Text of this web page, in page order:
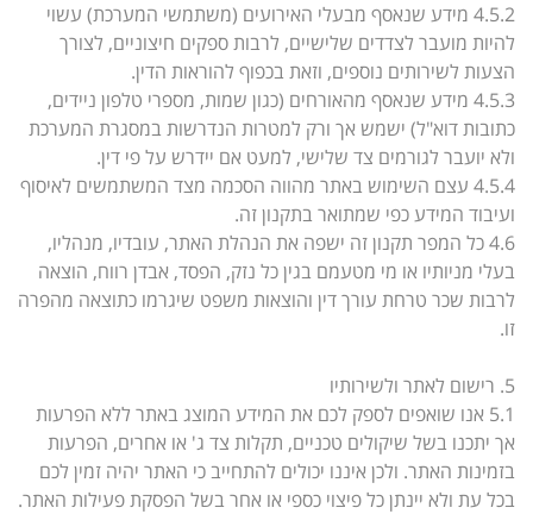
4.5.2 מידע שנאסף מבעלי האירועים (משתמשי המערכת) עשוי
להיות מועבר לצדדים שלישיים, לרבות ספקים חיצוניים, לצורך
הצעות לשירותים נוספים, וזאת בכפוף להוראות הדין.
4.5.3 מידע שנאסף מהאורחים (כגון שמות, מספרי טלפון ניידים,
כתובות דוא"ל) ישמש אך ורק למטרות הנדרשות במסגרת המערכת
ולא יועבר לגורמים צד שלישי, למעט אם יידרש על פי דין.
4.5.4 עצם השימוש באתר מהווה הסכמה מצד המשתמשים לאיסוף
ועיבוד המידע כפי שמתואר בתקנון זה.
4.6 כל המפר תקנון זה ישפה את הנהלת האתר, עובדיו, מנהליו,
בעלי מניותיו או מי מטעמם בגין כל נזק, הפסד, אבדן רווח, הוצאה
לרבות שכר טרחת עורך דין והוצאות משפט שיגרמו כתוצאה מהפרה
זו.
5. רישום לאתר ולשירותיו
5.1 אנו שואפים לספק לכם את המידע המוצג באתר ללא הפרעות
אך יתכנו בשל שיקולים טכניים, תקלות צד ג' או אחרים, הפרעות
בזמינות האתר. ולכן איננו יכולים להתחייב כי האתר יהיה זמין לכם
בכל עת ולא יינתן כל פיצוי כספי או אחר בשל הפסקת פעילות האתר.